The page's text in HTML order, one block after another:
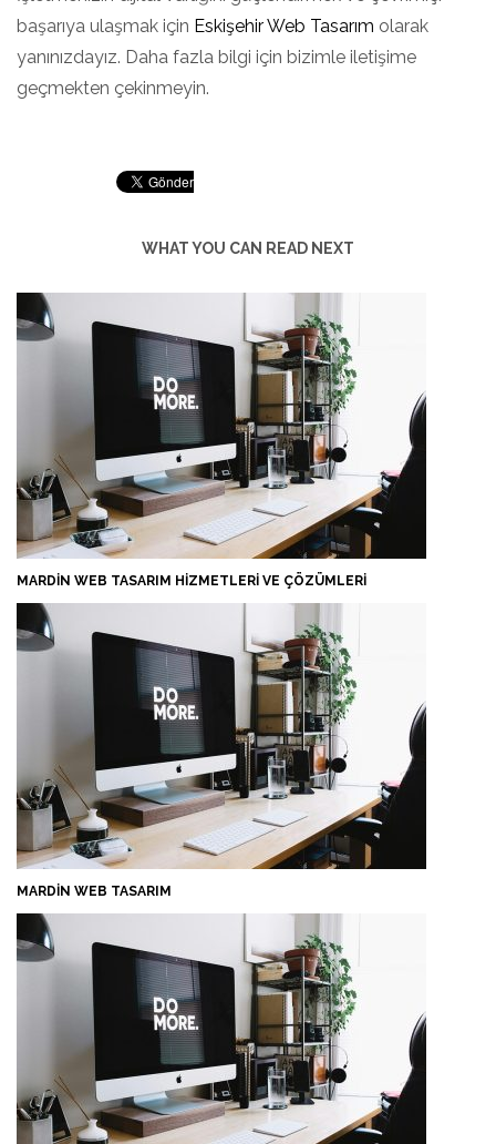
başarıya ulaşmak için Eskişehir Web Tasarım olarak
yanınızdayız. Daha fazla bilgi için bizimle iletişime
geçmekten çekinmeyin.
WHAT YOU CAN READ NEXT
MARDIN WEB TASARIM HIZMETLERI VE ÇÖZÜMLERI
MARDIN WEB TASARIM